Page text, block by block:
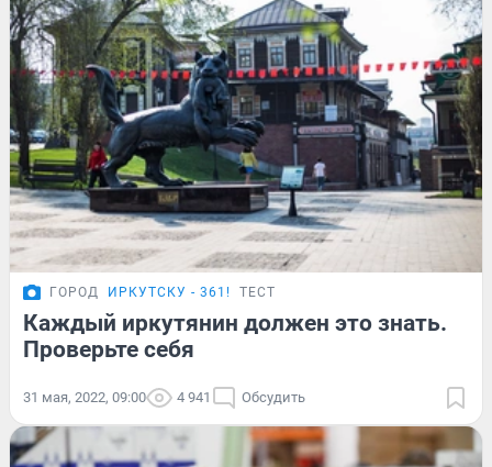
ГОРОД ИРКУТСКУ - 361! ТЕСТ
Каждый иркутянин должен это знать.
Проверьте себя
31 мая, 2022, 09:00 4 941 Обсудить